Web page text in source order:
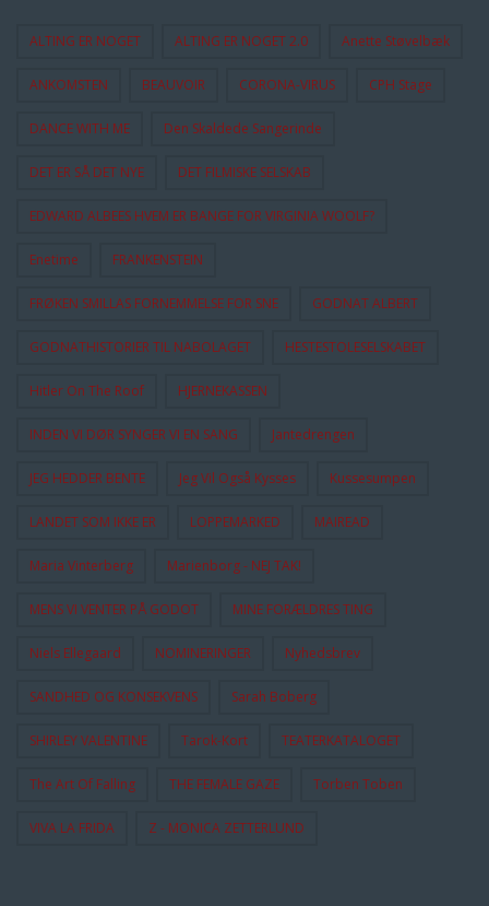
ALTING ER NOGET ALTING ER NOGET 2.0 Anette Støvelbæk
ANKOMSTEN BEAUVOIR CORONA-VIRUS CPH Stage
DANCE WITH ME Den Skaldede Sangerinde
DET ER SÅ DET NYE DET FILMISKE SELSKAB
EDWARD ALBEES HVEM ER BANGE FOR VIRGINIA WOOLF?
Enetime FRANKENSTEIN
FRØKEN SMILLAS FORNEMMELSE FOR SNE GODNAT ALBERT
GODNATHISTORIER TIL NABOLAGET HESTESTOLESELSKABET
Hitler On The Roof HJERNEKASSEN
INDEN VI DØR SYNGER VI EN SANG Jantedrengen
JEG HEDDER BENTE Jeg Vil Også Kysses Kussesumpen
LANDET SOM IKKE ER LOPPEMARKED MAIREAD
Maria Vinterberg Marienborg - NEJ TAK!
MENS VI VENTER PÅ GODOT MINE FORÆLDRES TING
Niels Ellegaard NOMINERINGER Nyhedsbrev
SANDHED OG KONSEKVENS Sarah Boberg
SHIRLEY VALENTINE Tarok-Kort TEATERKATALOGET
The Art Of Falling THE FEMALE GAZE Torben Toben
VIVA LA FRIDA Z - MONICA ZETTERLUND